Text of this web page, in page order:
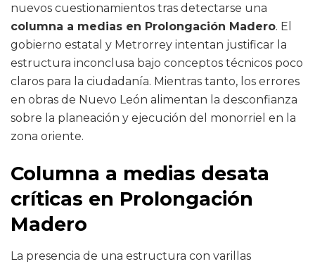
nuevos cuestionamientos tras detectarse una
columna a medias en Prolongación Madero. El
gobierno estatal y Metrorrey intentan justificar la
estructura inconclusa bajo conceptos técnicos poco
claros para la ciudadanía. Mientras tanto, los errores
en obras de Nuevo León alimentan la desconfianza
sobre la planeación y ejecución del monorriel en la
zona oriente.
Columna a medias desata
críticas en Prolongación
Madero
La presencia de una estructura con varillas